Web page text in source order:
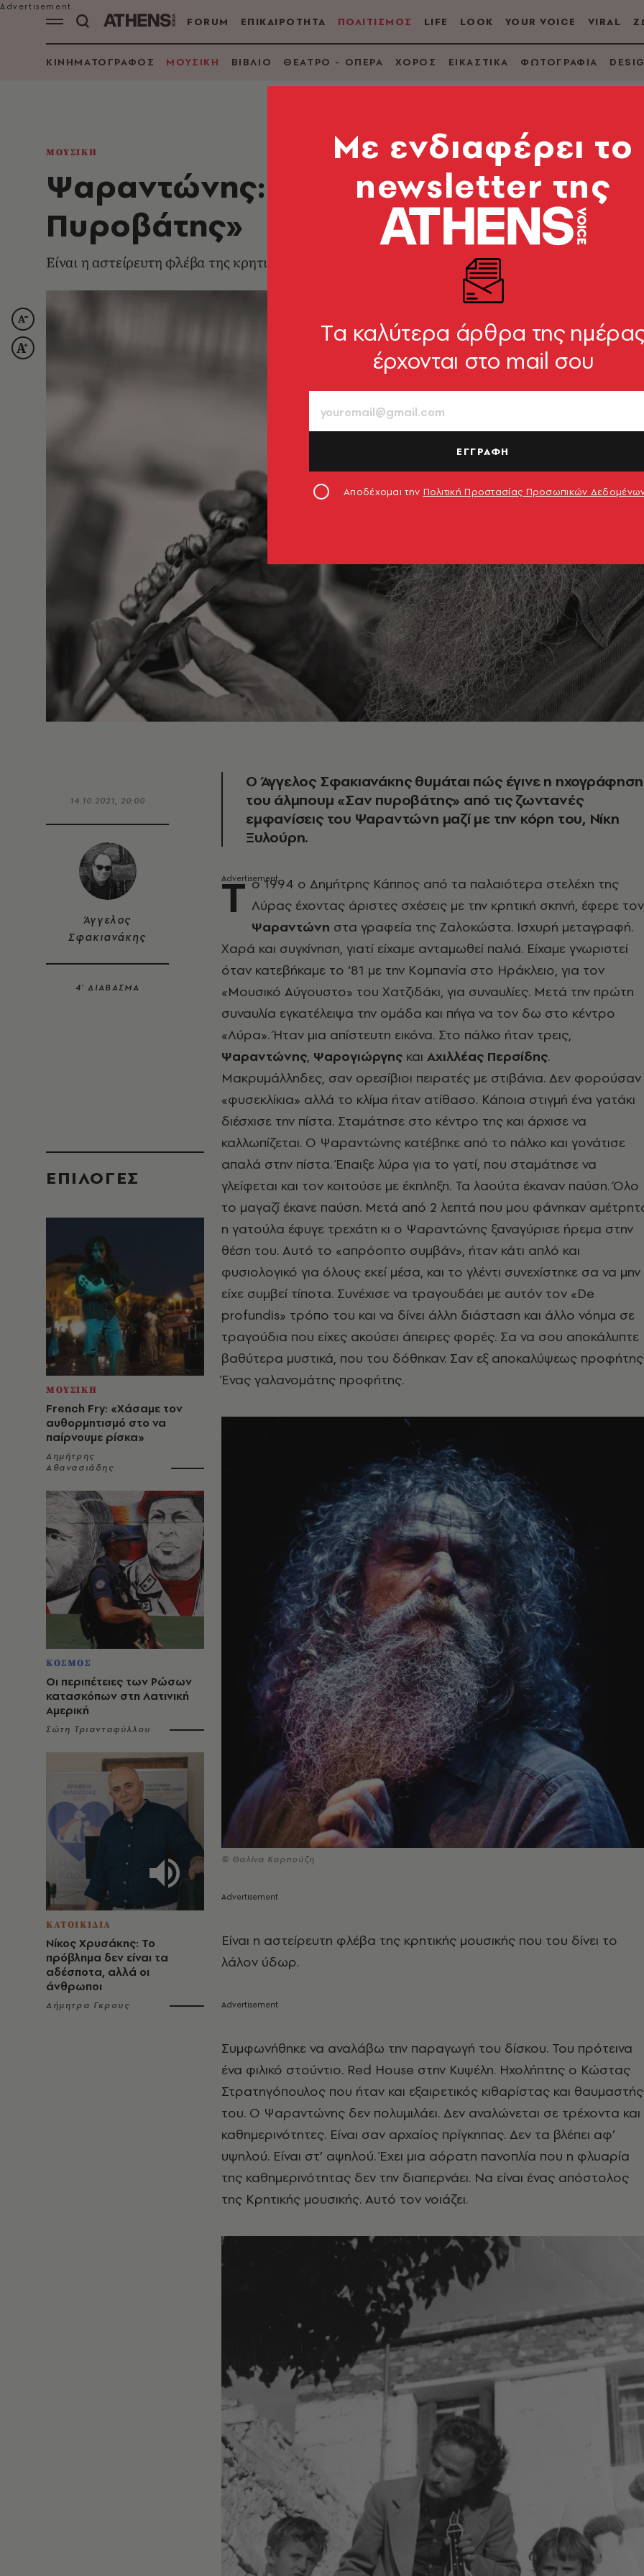
FORUM ΕΠΙΚΑΙΡΟΤΗΤΑ ΠΟΛΙΤΙΣΜΟΣ LIFE LOOK YOUR VOICE VIRAL
ΚΙΝΗΜΑΤΟΓΡΑΦΟΣ ΜΟΥΣΙΚΗ ΒΙΒΛΙΟ ΘΕΑΤΡΟ - ΟΠΕΡΑ ΧΟΡΟΣ ΕΙΚΑΣΤΙΚΑ ΦΩΤΟΓΡΑΦΙΑ
ΜΟΥΣΙΚΗ
Ψαραντώνης: Η συναυλία και ο
Πυροβάτης»
Είναι η αστείρευτη φλέβα της κρητικής μουσικής που του δίνει το λάλον ύδωρ.
14.10.2021, 20:00
Άγγελος
Σφακιανάκης
4’ ΔΙΑΒΑΣΜΑ
EΠΙΛΟΓΈΣ
ΜΟΥΣΙΚΗ
French Fry: «Χάσαμε τον
αυθορμητισμό στο να
παίρνουμε ρίσκα»
Δημήτρης
Αθανασιάδης
ΚΟΣΜΟΣ
Οι περιπέτειες των Ρώσων
κατασκόπων στη Λατινική
Αμερική
Σώτη Τριανταφύλλου
ΚΑΤΟΙΚΙΔΙΑ
Νίκος Χρυσάκης: Το
πρόβλημα δεν είναι τα
αδέσποτα, αλλά οι
άνθρωποι
Δήμητρα Γκρους
Ο Άγγελος Σφακιανάκης θυμάται πώς έγινε η ηχογράφηση
του άλμπουμ «Σαν πυροβάτης» από τις ζωντανές
εμφανίσεις του Ψαραντώνη μαζί με την κόρη του, Νίκη
Ξυλούρη.
Τ ο 1994 ο Δημήτρης Κάππος από τα παλαιότερα στελέχη της
Λύρας έχοντας άριστες σχέσεις με την κρητική σκηνή, έφερε τον
Ψαραντώνη στα γραφεία της Ζαλοκώστα. Ισχυρή μεταγραφή.
Χαρά και συγκίνηση, γιατί είχαμε ανταμωθεί παλιά. Είχαμε γνωριστεί
όταν κατεβήκαμε το ‘81 με την Κομπανία στο Ηράκλειο, για τον
«Μουσικό Αύγουστο» του Χατζιδάκι, για συναυλίες. Μετά την πρώτη
συναυλία εγκατέλειψα την ομάδα και πήγα να τον δω στο κέντρο
«Λύρα». Ήταν μια απίστευτη εικόνα. Στο πάλκο ήταν τρεις,
Ψαραντώνης, Ψαρογιώργης και Αχιλλέας Περσίδης.
Μακρυμάλληδες, σαν ορεσίβιοι πειρατές με στιβάνια. Δεν φορούσαν
«φυσεκλίκια» αλλά το κλίμα ήταν ατίθασο. Κάποια στιγμή ένα γατάκι
διέσχισε την πίστα. Σταμάτησε στο κέντρο της και άρχισε να
καλλωπίζεται. Ο Ψαραντώνης κατέβηκε από το πάλκο και γονάτισε
απαλά στην πίστα. Έπαιξε λύρα για το γατί, που σταμάτησε να
γλείφεται και τον κοιτούσε με έκπληξη. Τα λαούτα έκαναν παύση. Όλο
το μαγαζί έκανε παύση. Μετά από 2 λεπτά που μου φάνηκαν
η γατούλα έφυγε τρεχάτη κι ο Ψαραντώνης ξαναγύρισε ήρεμα στην
θέση του. Αυτό το «απρόοπτο συμβάν», ήταν κάτι απλό και
φυσιολογικό για όλους εκεί μέσα, και το γλέντι συνεχίστηκε σα να μην
είχε συμβεί τίποτα. Συνέχισε να τραγουδάει με αυτόν τον «De
profundis» τρόπο του και να δίνει άλλη διάσταση και άλλο νόημα σε
τραγούδια που είχες ακούσει άπειρες φορές. Σα να σου αποκάλυπτε
βαθύτερα μυστικά, που του δόθηκαν. Σαν εξ αποκαλύψεως
Ένας γαλανομάτης προφήτης.
© Θαλίνα Καρπούζη
Είναι η αστείρευτη φλέβα της κρητικής μουσικής που του δίνει το
λάλον ύδωρ.
Συμφωνήθηκε να αναλάβω την παραγωγή του δίσκου. Του πρότεινα
ένα φιλικό στούντιο. Red House στην Κυψέλη. Ηχολήπτης ο Κώστας
Στρατηγόπουλος που ήταν και εξαιρετικός κιθαρίστας και θαυμαστής
του. Ο Ψαραντώνης δεν πολυμιλάει. Δεν αναλώνεται σε τρέχοντα και
καθημερινότητες. Είναι σαν αρχαίος πρίγκηπας. Δεν τα βλέπει αφ’
υψηλού. Είναι στ’ αψηλού. Έχει μια αόρατη πανοπλία που η φλυαρία
της καθημερινότητας δεν την διαπερνάει. Να είναι ένας απόστολος
της Κρητικής μουσικής. Αυτό τον νοιάζει.
Mε ενδιαφέρει το
newsletter της
Tα καλύτερα άρθρα της
έρχονται στο mail σου
ΕΓΓΡΑΦΗ
Αποδέχομαι την Πολιτική Προστασίας Προσωπικών